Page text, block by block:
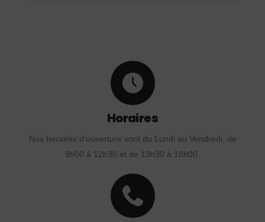
Horaires
Nos horaires d'ouverture sont du Lundi au Vendredi, de
9h00 à 12h30 et de 13h30 à 18h00.